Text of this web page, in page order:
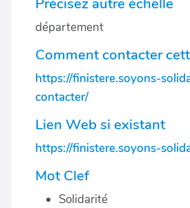
département
Comment contacter
https://finistere.soyons-
contacter/
Lien Web si existant
https://finistere.soyons-
Mot Clef
Solidarité